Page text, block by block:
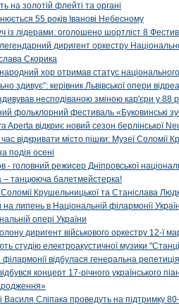
на золотій флейті та органі
55 років Іванові Небесному
із лідерами: оголошено шортліст 8
диригент оркестру
Скорика
хор отримав статус національного
здивує”: керівник Львівської опери
несподіваною зміною кар'єри у 88
фольклорний фестиваль «Буковинські
Aperta відкриє новий сезон берлінської
відкривати місто пішки: Музеї Соломії
подія осені
- головний режисер Дніпровської
– танцююча балетмейстерка!
Крушельницької та Станіслава
липень в Національній філармонії
опері України
диригент військового оркестру 12-ї
студію електроакустичної музики
відбулася генеральна
концерт 17-річного українського
Василя Сліпака проведуть на підтримку